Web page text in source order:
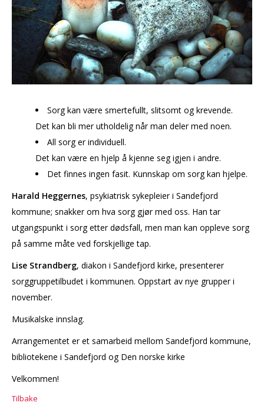
Sorg kan være smertefullt, slitsomt og krevende.
Det kan bli mer utholdelig når man deler med noen.
All sorg er individuell.
Det kan være en hjelp å kjenne seg igjen i andre.
Det finnes ingen fasit. Kunnskap om sorg kan hjelpe.
Harald Heggernes, psykiatrisk sykepleier i Sandefjord
kommune; snakker om hva sorg gjør med oss. Han tar
utgangspunkt i sorg etter dødsfall, men man kan oppleve sorg
på samme måte ved forskjellige tap.
Lise Strandberg, diakon i Sandefjord kirke, presenterer
sorggruppetilbudet i kommunen. Oppstart av nye grupper i
november.
Musikalske innslag.
Arrangementet er et samarbeid mellom Sandefjord kommune,
bibliotekene i Sandefjord og Den norske kirke
Velkommen!
Tilbake